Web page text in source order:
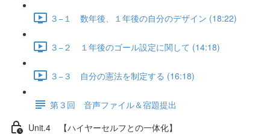
３−１ 数年後、１年後の自分のデザイン (18:22)
３−２ １年後のゴール設定に関して (14:18)
３−３ 自分の憲法を制定する (16:18)
第３回 音声ファイル＆宿題提出
Unit.4 【ハイヤーセルフとの一体化】